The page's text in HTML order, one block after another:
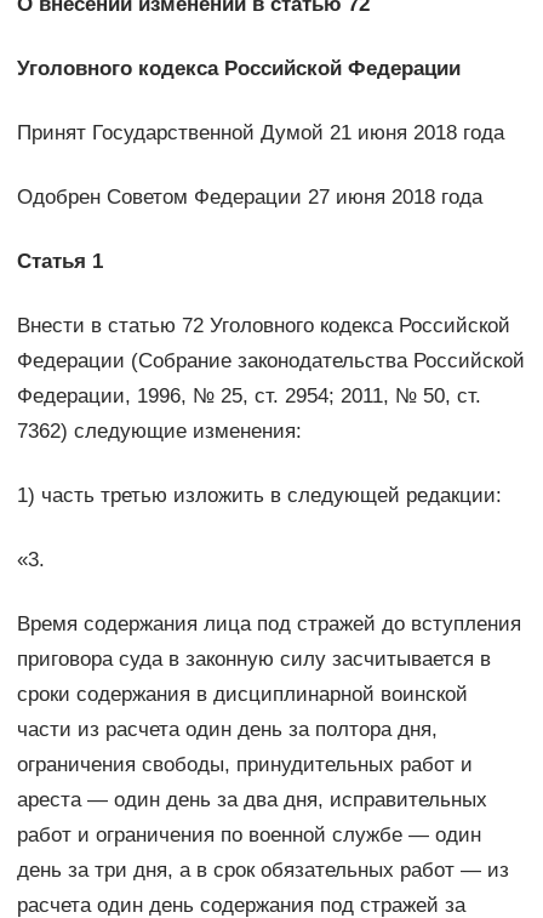
Уголовного кодекса Российской Федерации
Принят Государственной Думой 21 июня 2018 года
Одобрен Советом Федерации 27 июня 2018 года
Статья 1
Внести в статью 72 Уголовного кодекса Российской
Федерации (Собрание законодательства Российской
Федерации, 1996, № 25, ст. 2954; 2011, № 50, ст.
7362) следующие изменения:
1) часть третью изложить в следующей редакции:
«3.
Время содержания лица под стражей до вступления
приговора суда в законную силу засчитывается в
сроки содержания в дисциплинарной воинской
части из расчета один день за полтора дня,
ограничения свободы, принудительных работ и
ареста — один день за два дня, исправительных
работ и ограничения по военной службе — один
день за три дня, а в срок обязательных работ — из
расчета один день содержания под стражей за